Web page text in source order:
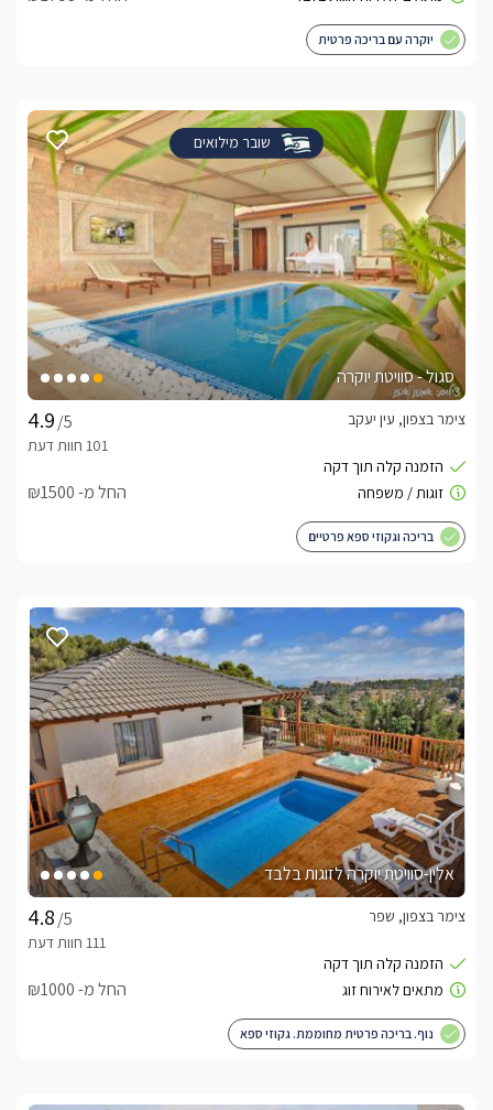
יוקרה עם בריכה פרטית
שובר מילואים
סגול - סוויטת יוקרה
/5
צימר בצפון, עין יעקב
החל מ- ₪1500
בריכה וגקוזי ספא פרטיים
אלין-סוויטת יוקרה לזוגות בלבד
/5
צימר בצפון, שפר
החל מ- ₪1000
נוף. בריכה פרטית מחוממת. גקוזי ספא